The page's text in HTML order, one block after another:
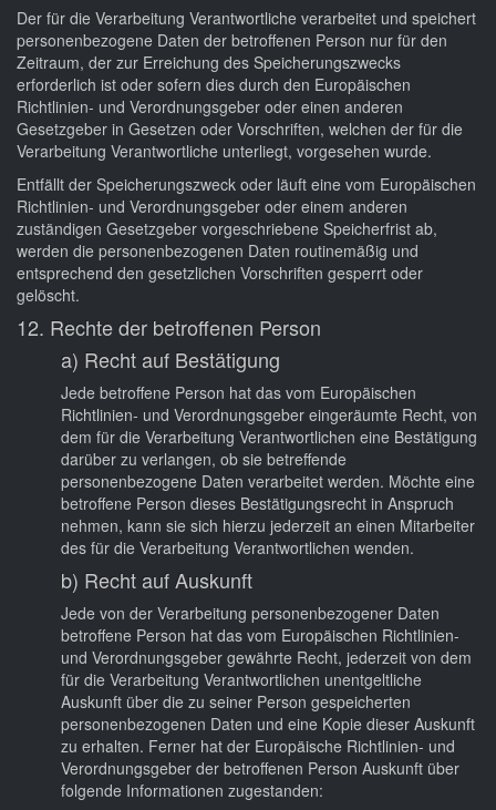
Der für die Verarbeitung Verantwortliche verarbeitet und speichert
personenbezogene Daten der betroffenen Person nur für den
Zeitraum, der zur Erreichung des Speicherungszwecks
erforderlich ist oder sofern dies durch den Europäischen
Richtlinien- und Verordnungsgeber oder einen anderen
Gesetzgeber in Gesetzen oder Vorschriften, welchen der für die
Verarbeitung Verantwortliche unterliegt, vorgesehen wurde.
Entfällt der Speicherungszweck oder läuft eine vom Europäischen
Richtlinien- und Verordnungsgeber oder einem anderen
zuständigen Gesetzgeber vorgeschriebene Speicherfrist ab,
werden die personenbezogenen Daten routinemäßig und
entsprechend den gesetzlichen Vorschriften gesperrt oder
gelöscht.
12. Rechte der betroffenen Person
a) Recht auf Bestätigung
Jede betroffene Person hat das vom Europäischen
Richtlinien- und Verordnungsgeber eingeräumte Recht, von
dem für die Verarbeitung Verantwortlichen eine Bestätigung
darüber zu verlangen, ob sie betreffende
personenbezogene Daten verarbeitet werden. Möchte eine
betroffene Person dieses Bestätigungsrecht in Anspruch
nehmen, kann sie sich hierzu jederzeit an einen Mitarbeiter
des für die Verarbeitung Verantwortlichen wenden.
b) Recht auf Auskunft
Jede von der Verarbeitung personenbezogener Daten
betroffene Person hat das vom Europäischen Richtlinien-
und Verordnungsgeber gewährte Recht, jederzeit von dem
für die Verarbeitung Verantwortlichen unentgeltliche
Auskunft über die zu seiner Person gespeicherten
personenbezogenen Daten und eine Kopie dieser Auskunft
zu erhalten. Ferner hat der Europäische Richtlinien- und
Verordnungsgeber der betroffenen Person Auskunft über
folgende Informationen zugestanden: